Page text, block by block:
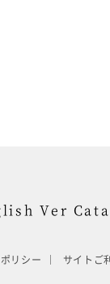
Ver
リシー サイトご